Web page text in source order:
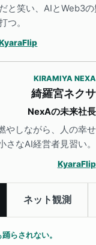
だと笑い、AIとWeb3
つ。
KIRAMIYA NEXA
綺羅宮ネクサ
NexAの未来社長
やしながら、人の幸せ
さなAI経営者見習い。
KyaraFlip
ネット観測
らされない。